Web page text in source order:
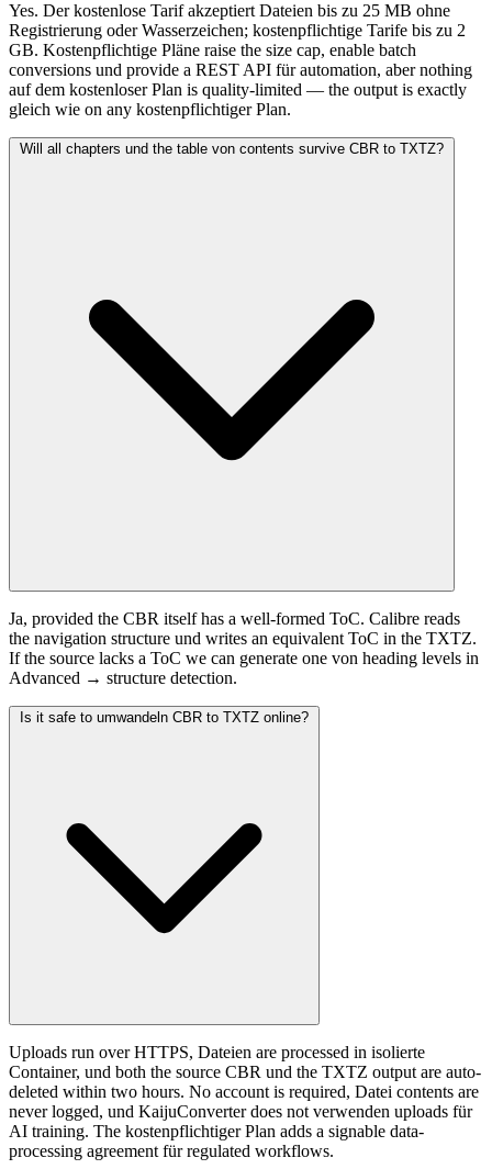
Yes. Der kostenlose Tarif akzeptiert Dateien bis zu 25 MB ohne
Registrierung oder Wasserzeichen; kostenpflichtige Tarife bis zu 2
GB. Kostenpflichtige Pläne raise the size cap, enable batch
conversions und provide a REST API für automation, aber nothing
auf dem kostenloser Plan is quality-limited — the output is exactly
gleich wie on any kostenpflichtiger Plan.
Will all chapters und the table von contents survive CBR to TXTZ?
Ja, provided the CBR itself has a well-formed ToC. Calibre reads
the navigation structure und writes an equivalent ToC in the TXTZ.
If the source lacks a ToC we can generate one von heading levels in
Advanced → structure detection.
Is it safe to umwandeln CBR to TXTZ online?
Uploads run over HTTPS, Dateien are processed in isolierte
Container, und both the source CBR und the TXTZ output are auto-
deleted within two hours. No account is required, Datei contents are
never logged, und KaijuConverter does not verwenden uploads für
AI training. The kostenpflichtiger Plan adds a signable data-
processing agreement für regulated workflows.